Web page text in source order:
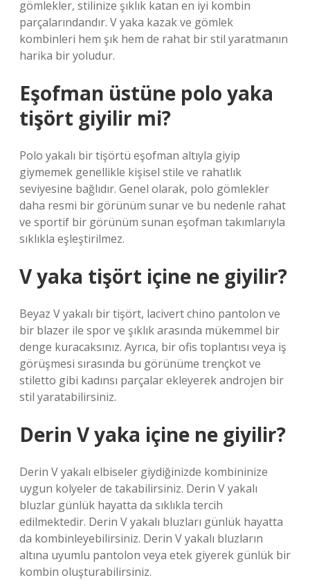
gömlekler, stilinize şıklık katan en iyi kombin
parçalarındandır. V yaka kazak ve gömlek
kombinleri hem şık hem de rahat bir stil yaratmanın
harika bir yoludur.
Eşofman üstüne polo yaka
tişört giyilir mi?
Polo yakalı bir tişörtü eşofman altıyla giyip
giymemek genellikle kişisel stile ve rahatlık
seviyesine bağlıdır. Genel olarak, polo gömlekler
daha resmi bir görünüm sunar ve bu nedenle rahat
ve sportif bir görünüm sunan eşofman takımlarıyla
sıklıkla eşleştirilmez.
V yaka tişört içine ne giyilir?
Beyaz V yakalı bir tişört, lacivert chino pantolon ve
bir blazer ile spor ve şıklık arasında mükemmel bir
denge kuracaksınız. Ayrıca, bir ofis toplantısı veya iş
görüşmesi sırasında bu görünüme trençkot ve
stiletto gibi kadınsı parçalar ekleyerek androjen bir
stil yaratabilirsiniz.
Derin V yaka içine ne giyilir?
Derin V yakalı elbiseler giydiğinizde kombininize
uygun kolyeler de takabilirsiniz. Derin V yakalı
bluzlar günlük hayatta da sıklıkla tercih
edilmektedir. Derin V yakalı bluzları günlük hayatta
da kombinleyebilirsiniz. Derin V yakalı bluzların
altına uyumlu pantolon veya etek giyerek günlük bir
kombin oluşturabilirsiniz.